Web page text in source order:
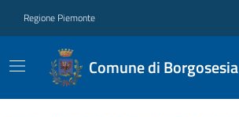
Regione Piemonte
Comune di Borgosesia